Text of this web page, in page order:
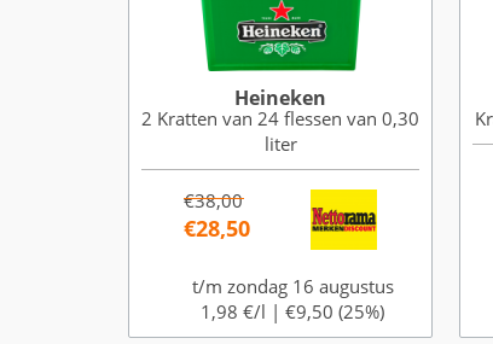
Heineken
2 Kratten van 24 flessen van 0,30
liter
€38,00
€28,50
t/m zondag 16 augustus
1,98 €/l | €9,50 (25%)